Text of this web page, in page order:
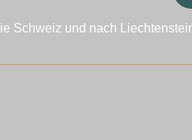
Schweiz und nach